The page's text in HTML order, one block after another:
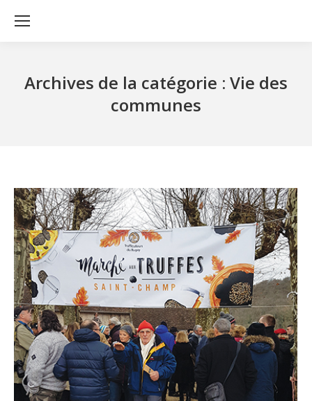
Archives de la catégorie : Vie des
communes